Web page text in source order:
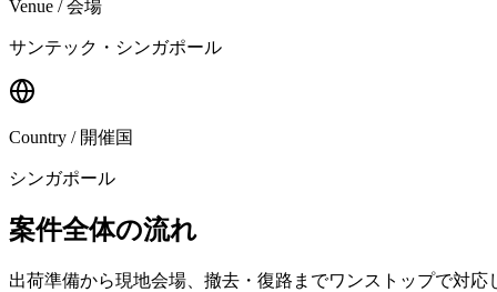
Venue / 会場
サンテック・シンガポール
Country / 開催国
シンガポール
案件全体の流れ
出荷準備から現地会場、撤去・復路までワンストップで対応